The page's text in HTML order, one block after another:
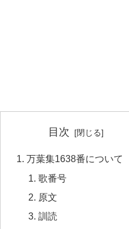
目次
万葉集1638番について
歌番号
原文
訓読